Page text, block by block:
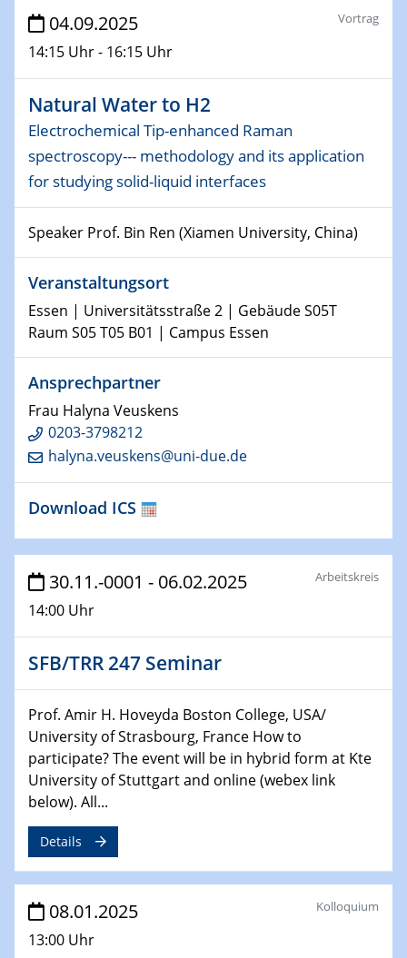
Veranstaltungen
30.11.-0001 - 06.02.2025
SFB/TRR 247 Seminar
08.01.2025
Physikalisches Kolloquium
Shaping the future: The role of metrology in a changing
world
14.01.2025
Physikalisches Kolloquium
Comets – Why Should We Study Them?
15.01.2025
GDCh Kolloquium
Physikalisches Kolloquium
Make it and break it: Contact and Cracks at soft
interfaces
HyMission Short Talks
29.01.2025
Physikalisches Kolloquium
Decoding mRNA translation: Computational and
experimental approaches to understanding gene
expression
29.01.2025
GDCh Kolloquium
The Cation Shuffle
WIN & CENIDE Seminar Series on 2D-
MATURE
30.01.2025
Talk Prof. Erwin Reisner
04.09.2025
14:15 Uhr - 16:15 Uhr
Vortrag
Natural Water to H2
Electrochemical Tip-enhanced Raman
spectroscopy--- methodology and its application
for studying solid-liquid interfaces
Speaker Prof. Bin Ren (Xiamen University, China)
Veranstaltungsort
Essen | Universitätsstraße 2 | Gebäude S05T
Raum S05 T05 B01 | Campus Essen
Ansprechpartner
Frau Halyna Veuskens
0203-3798212
halyna.veuskens@uni-due.de
Download ICS
30.11.-0001 - 06.02.2025
14:00 Uhr
Arbeitskreis
SFB/TRR 247 Seminar
Prof. Amir H. Hoveyda Boston College, USA/
University of Strasbourg, France How to
participate? The event will be in hybrid form at Kte
University of Stuttgart and online (webex link
below). All...
Details
08.01.2025
13:00 Uhr
Kolloquium